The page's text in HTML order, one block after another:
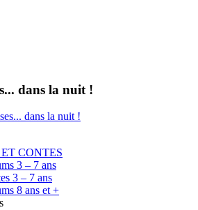
dans la nuit !
dans la nuit !
CONTES
3 – 7 ans
3 – 7 ans
8 ans et +